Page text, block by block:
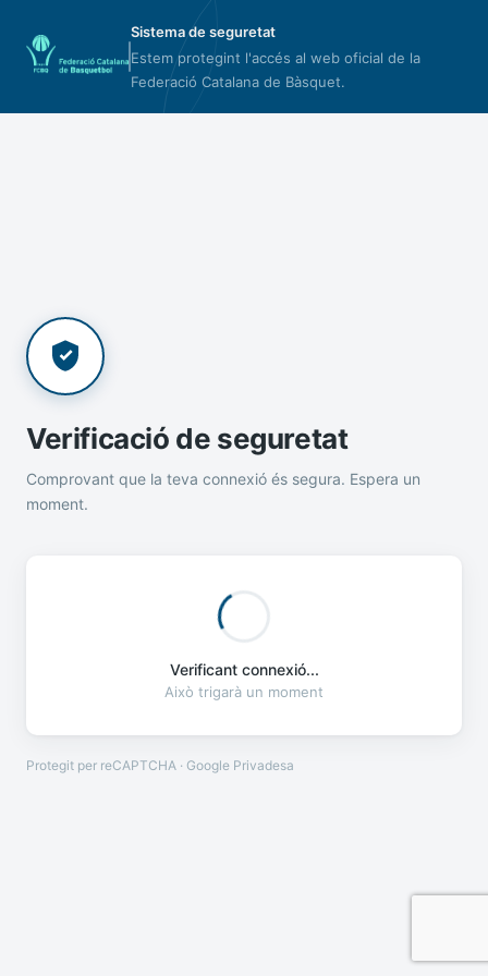
Sistema de seguretat
Estem protegint l'accés al web oficial de la
Federació Catalana de Bàsquet.
Verificació de seguretat
Comprovant que la teva connexió és segura. Espera un
moment.
Verificant connexió...
Això trigarà un moment
Protegit per reCAPTCHA · Google Privadesa